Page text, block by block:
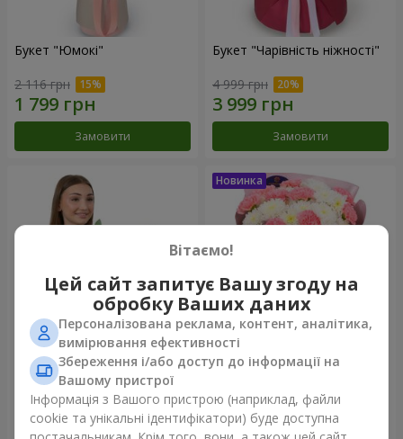
Букет "Юмокі"
2 116 грн
Замовити
Букет "Чарівність ніжності"
4 999 грн
Замовити
Композиція "Білосніжна
гармонія"
4 612 грн
Букет "Sentiment"
2 069 грн
Вітаємо!
Цей сайт запитує Вашу згоду на
обробку Ваших даних
Персоналізована реклама, контент, аналітика,
вимірювання ефективності
Збереження і/або доступ до інформації на
Вашому пристрої
Інформація з Вашого пристрою (наприклад, файли
cookie та унікальні ідентифікатори) буде доступна